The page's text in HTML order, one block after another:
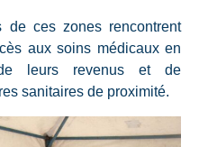
de ces zones rencontrent
aux soins médicaux en
leurs revenus et de
sanitaires de proximité.